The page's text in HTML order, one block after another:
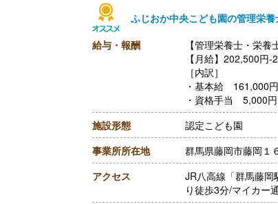
ふじおか中央こども園の管理栄
給与・報酬
【管理栄養士・栄養
【月給】202,500円-
［内訳］
・基本給 161,000
・資格手当 5,000円
・処遇1手当
・処遇3手当 10,000
・処遇改善手当
【賞与】年2回（計
【通勤手当】あり（
【昇給】あり（1月
【退職金】あり※勤
施設形態
認定こども園
事業所所在地
群馬県藤岡市藤岡１
アクセス
JR八高線「群馬藤岡
り徒歩3分/マイカー